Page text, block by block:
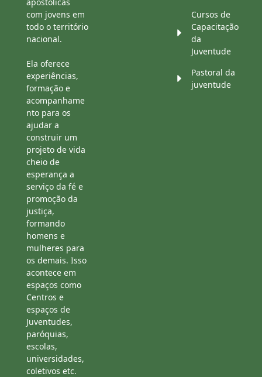
com jovens em
todo o território
nacional.
Ela oferece
experiências,
formação e
acompanhame
nto para os
ajudar a
construir um
projeto de vida
cheio de
esperança a
serviço da fé e
promoção da
justiça,
formando
homens e
mulheres para
os demais. Isso
acontece em
espaços como
Centros e
espaços de
Juventudes,
paróquias,
escolas,
universidades,
coletivos etc.
Cursos de
Capacitação
da
Juventude
Pastoral da
juventude